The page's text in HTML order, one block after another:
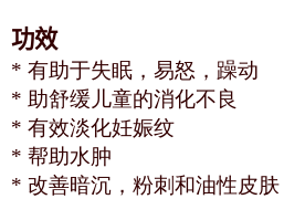
功效
* 有助于失眠，易怒，躁动
* 助舒缓儿童的消化不良
* 有效淡化妊娠纹
* 帮助水肿
* 改善暗沉，粉刺和油性皮肤